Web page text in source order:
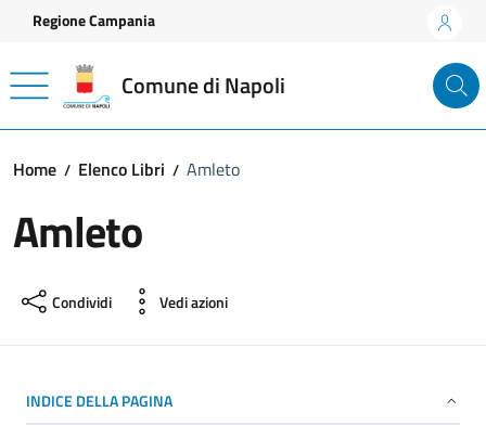
Vai ai contenuti
Vai al footer
Regione Campania
Comune di Napoli
Home Elenco Libri Amleto
Amleto
Condividi Vedi azioni
INDICE DELLA PAGINA